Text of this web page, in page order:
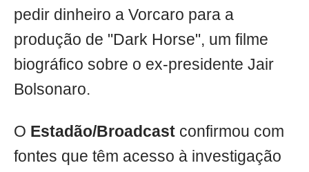
pedir dinheiro a Vorcaro para a
produção de "Dark Horse", um filme
biográfico sobre o ex-presidente Jair
Bolsonaro.
O Estadão/Broadcast confirmou com
fontes que têm acesso à investigação